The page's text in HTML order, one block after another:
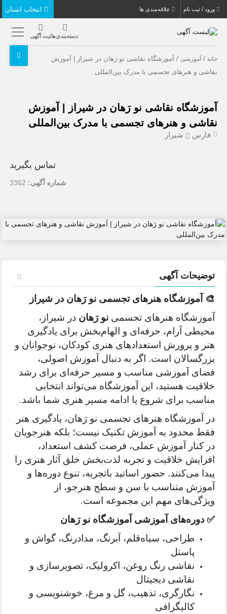
ورود / ثبت نام علاقه‌مندی ها
دسته‌بندی‌هاثبت آگهی
خانه / آموزشی / آموزشگاه نقاشی نو رَهان در شیراز | آموزش
نقاشی و هنرهای تجسمی با مدرک بین‌المللی
آموزشگاه نقاشی نو رَهان در شیراز | آموزش
نقاشی و هنرهای تجسمی با مدرک بین‌المللی
فارس شیراز
تماس بگیرید
شماره آگهی: 3362
توضیحات آگهی
🎨 آموزشگاه هنرهای تجسمی نو رَهان در شیراز
آموزشگاه هنرهای تجسمینو رَهان در شیراز،
محیطی آرام، حرفه‌ای و الهام‌بخش برای یادگیری
هنر و پرورش استعدادهای هنری کودکان، نوجوانان و
بزرگسالان است. اگر به دنبال آموزش اصولی،
فضای آموزشی مناسب و مسیر حرفه‌ای برای رشد
خلاقیت هستید، این آموزشگاه می‌تواند انتخابی
مناسب برای شروع یا ادامه مسیر هنری شما باشد.
در آموزشگاه هنرهای تجسمی نو رَهان، یادگیری هنر
فقط محدود به آموزش تکنیک نیست؛ بلکه هنرجویان
در کنار آموزش عملی، فرصت کشف استعداد،
افزایش خلاقیت و تجربه لذت‌بخش خلق آثار هنری را
پیدا می‌کنند. حضور اساتید باتجربه، تنوع دوره‌ها و
آموزش متناسب با سن و سطح هنرجو، از
ویژگی‌های مهم این مجموعه است.
✅ دوره‌های آموزشی آموزشگاه نو رَهان
طراحی، سیاه‌قلم، آبرنگ، مدادرنگ، گواش و
پاستل
نقاشی رنگ روغن، اکرولیک، تصویرسازی و
نقاشی دیجیتال
نگارگری، تذهیب، گل و مرغ، خوشنویسی و
کالیگرافی